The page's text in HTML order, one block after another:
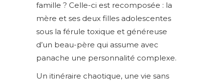
famille ? Celle-ci est recomposée : la
mère et ses deux filles adolescentes
sous la férule toxique et généreuse
d’un beau-père qui assume avec
panache une personnalité complexe.
Un itinéraire chaotique, une vie sans